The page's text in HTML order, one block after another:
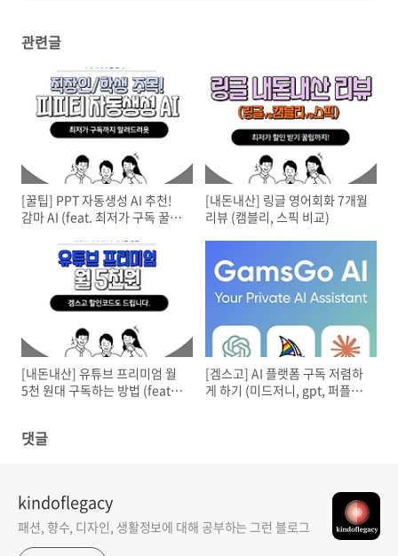
관련글
[꿀팁] PPT 자동생성 AI 추천!
감마 AI (feat. 최저가 구독 꿀
[내돈내산] 링글 영어회화 7개월
리뷰 (캠블리, 스픽 비교)
[내돈내산] 유튜브 프리미엄 월
5천 원대 구독하는 방법 (feat.
[겜스고] AI 플랫폼 구독 저렴하
게 하기 (미드저니, gpt, 퍼플렉
댓글
kindoflegacy
패션, 향수, 디자인, 생활정보에 대해 공부하는 그런 블로그